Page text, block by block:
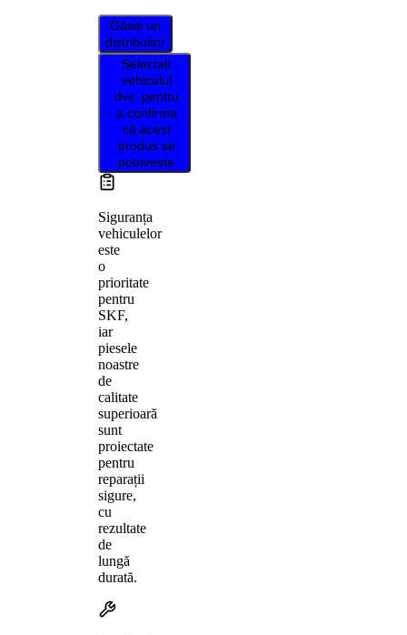
Găsiți un
distribuitor
Selectați
vehiculul
dvs. pentru
a confirma
că acest
produs se
potrivește
Siguranța
vehiculelor
este
o
prioritate
pentru
SKF,
iar
piesele
noastre
de
calitate
superioară
sunt
proiectate
pentru
reparații
sigure,
cu
rezultate
de
lungă
durată.